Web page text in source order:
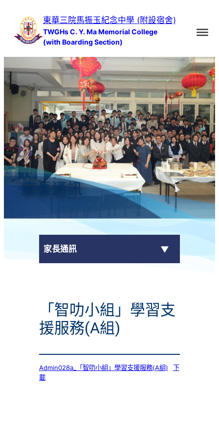
容
東華三院馬振玉紀念中學 (附設宿舍)
TWGHs C. Y. Ma Memorial College
(with Boarding Section)
家長通訊
家長通訊
學校通告
「智叻小組」學習支
援服務(A組)
Admin028a_「智叻小組」學習支援服務(A組)
下
載